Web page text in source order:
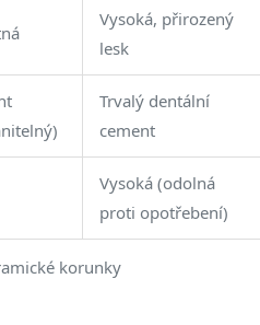
korunky
Vysoká, přirozený
lesk
Trvalý dentální
cement
Vysoká (odolná
proti opotřebení)